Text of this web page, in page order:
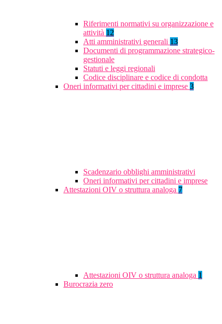
Riferimenti normativi su organizzazione e
attività 12
Atti amministrativi generali 13
Documenti di programmazione strategico-
gestionale
Statuti e leggi regionali
Codice disciplinare e codice di condotta
Oneri informativi per cittadini e imprese 3
Scadenzario obblighi amministrativi
Oneri informativi per cittadini e imprese
Attestazioni OIV o struttura analoga 7
Attestazioni OIV o struttura analoga 1
Burocrazia zero